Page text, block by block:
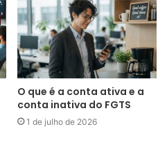
O que é a conta ativa e a
conta inativa do FGTS
1 de julho de 2026